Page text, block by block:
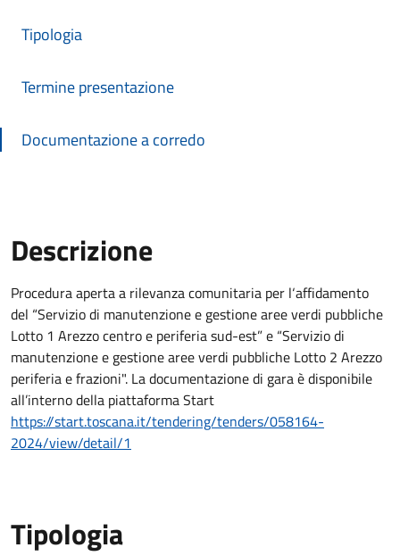
Tipologia
Termine presentazione
Documentazione a corredo
Descrizione
Descrizione Bando
Procedura aperta a rilevanza comunitaria per l‘affidamento
del “Servizio di manutenzione e gestione aree verdi pubbliche
Lotto 1 Arezzo centro e periferia sud-est” e “Servizio di
manutenzione e gestione aree verdi pubbliche Lotto 2 Arezzo
periferia e frazioni". La documentazione di gara è disponibile
all’interno della piattaforma Start
https://start.toscana.it/tendering/tenders/058164-
2024/view/detail/1
Tipologia